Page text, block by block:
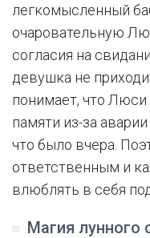
легкомысленный
очаровательную
согласия на
девушка не
понимает, что Люси
памяти из-за
что было вчера.
ответственным и
влюблять в себя
Магия лунного